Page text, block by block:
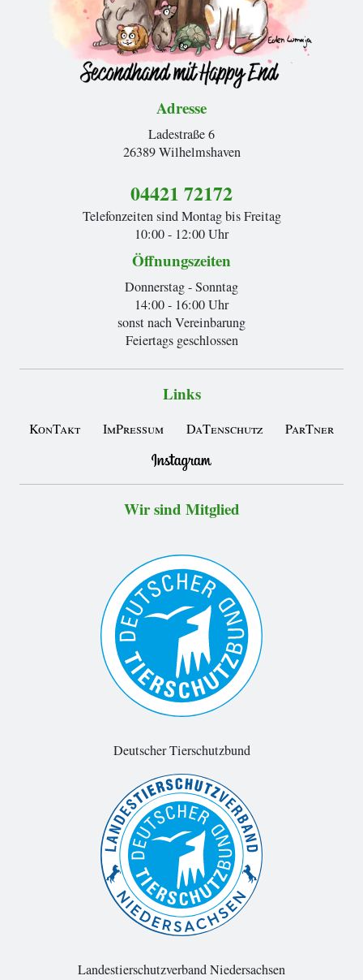
Adresse
Ladestraße 6
26389 Wilhelmshaven
04421 72172
Telefonzeiten sind Montag bis Freitag
10:00 - 12:00 Uhr
Öffnungszeiten
Donnerstag - Sonntag
14:00 - 16:00 Uhr
sonst nach Vereinbarung
Feiertags geschlossen
Links
KonTakt ImPressum DaTenschutz ParTner
Wir sind Mitglied
Deutscher Tierschutzbund
Landestierschutzverband Niedersachsen